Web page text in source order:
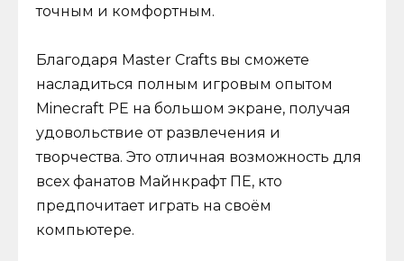
точным и комфортным.
Благодаря Master Crafts вы сможете
насладиться полным игровым опытом
Minecraft PE на большом экране, получая
удовольствие от развлечения и
творчества. Это отличная возможность для
всех фанатов Майнкрафт ПЕ, кто
предпочитает играть на своём
компьютере.